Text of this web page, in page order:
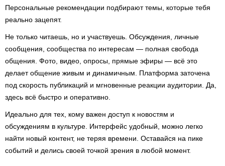
Персональные рекомендации подбирают темы, которые тебя
реально зацепят.
Не только читаешь, но и участвуешь. Обсуждения, личные
сообщения, сообщества по интересам — полная свобода
общения. Фото, видео, опросы, прямые эфиры — всё это
делает общение живым и динамичным. Платформа заточена
под скорость публикаций и мгновенные реакции аудитории. Да,
здесь всё быстро и оперативно.
Идеально для тех, кому важен доступ к новостям и
обсуждениям в культуре. Интерфейс удобный, можно легко
найти новый контент, не теряя времени. Оставайся на пике
событий и делись своей точкой зрения в любой момент.